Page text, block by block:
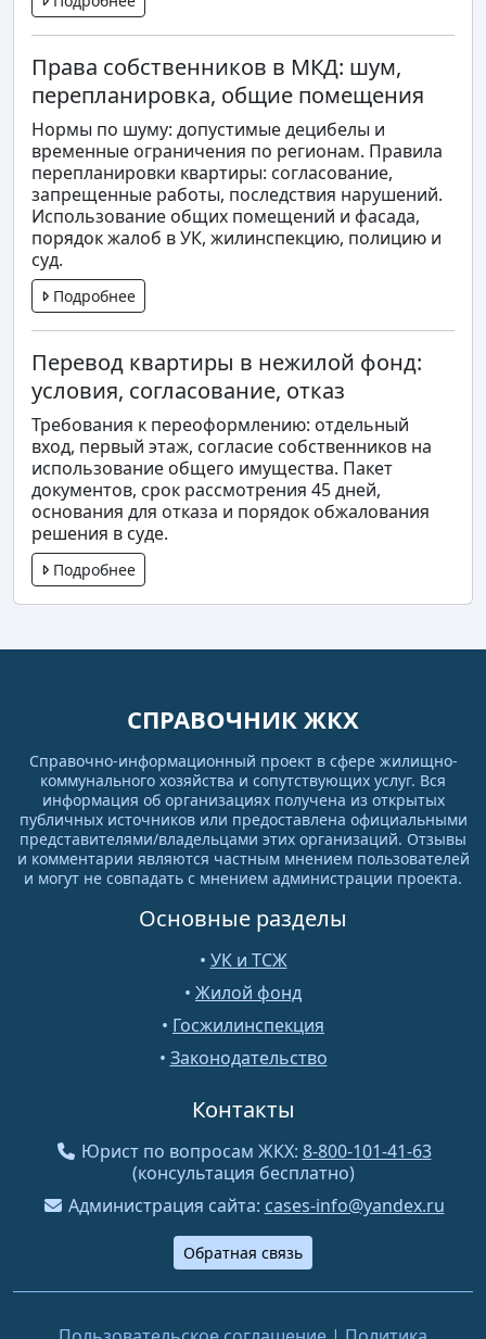
Права собственников в МКД: шум,
перепланировка, общие помещения
Нормы по шуму: допустимые децибелы и
временные ограничения по регионам. Правила
перепланировки квартиры: согласование,
запрещенные работы, последствия нарушений.
Использование общих помещений и фасада,
порядок жалоб в УК, жилинспекцию, полицию и
суд.
Подробнее
Перевод квартиры в нежилой фонд:
условия, согласование, отказ
Требования к переоформлению: отдельный
вход, первый этаж, согласие собственников на
использование общего имущества. Пакет
документов, срок рассмотрения 45 дней,
основания для отказа и порядок обжалования
решения в суде.
Подробнее
СПРАВОЧНИК ЖКХ
Справочно-информационный проект в сфере жилищно-
коммунального хозяйства и сопутствующих услуг. Вся
информация об организациях получена из открытых
публичных источников или предоставлена официальными
представителями/владельцами этих организаций. Отзывы
и комментарии являются частным мнением пользователей
и могут не совпадать с мнением администрации проекта.
Основные разделы
• УК и ТСЖ
• Жилой фонд
• Госжилинспекция
• Законодательство
Контакты
Юрист по вопросам ЖКХ: 8-800-101-41-63
(консультация бесплатно)
Администрация сайта: cases-info@yandex.ru
Обратная связь